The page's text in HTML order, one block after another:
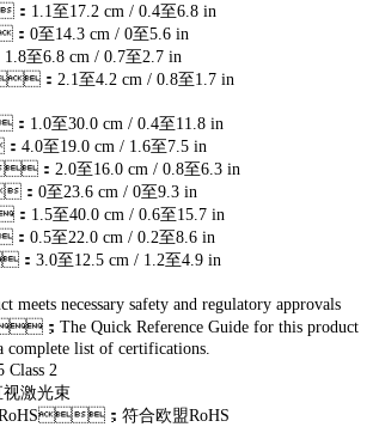
1.1至17.2 cm / 0.4至6.8 in
0至14.3 cm / 0至5.6 in
至6.8 cm / 0.7至2.7 in
：2.1至4.2 cm / 0.8至1.7 in
1.0至30.0 cm / 0.4至11.8 in
4.0至19.0 cm / 1.6至7.5 in
：2.0至16.0 cm / 0.8至6.3 in
：0至23.6 cm / 0至9.3 in
1.5至40.0 cm / 0.6至15.7 in
0.5至22.0 cm / 0.2至8.6 in
：3.0至12.5 cm / 1.2至4.9 in
meets necessary safety and regulatory approvals
；The Quick Reference Guide for this product
complete list of certifications.
Class 2
激光束
RoHS；符合欧盟RoHS